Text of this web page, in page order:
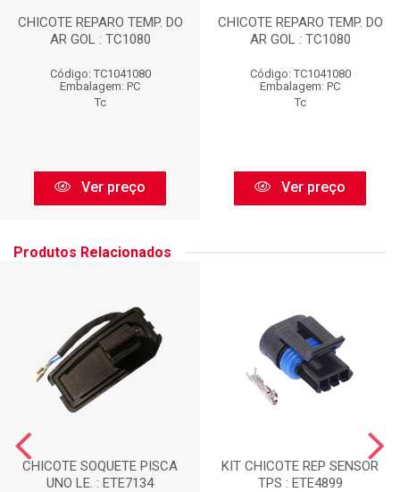
CHICOTE REPARO TEMP. DO
AR GOL : TC1080
Código: TC1041080
Embalagem: PC
Tc
Ver preço
CHICOTE REPARO TEMP. DO
AR GOL : TC1080
Código: TC1041080
Embalagem: PC
Tc
Ver preço
Produtos Relacionados
CHICOTE SOQUETE PISCA
UNO LE. : ETE7134
KIT CHICOTE REP SENSOR
TPS : ETE4899